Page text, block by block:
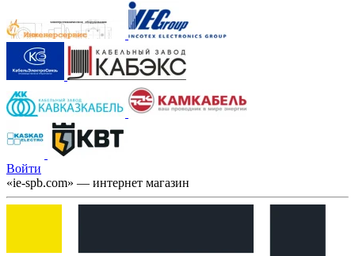
Войти
«ie-spb.com» — интернет магазин